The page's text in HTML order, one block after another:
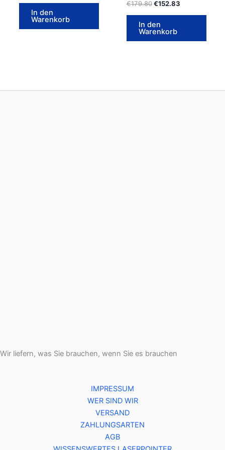
In den
Warenkorb
€179.80 €152.83
In den
Warenkorb
Wir liefern, was Sie brauchen, wenn Sie es brauchen
IMPRESSUM
WER SIND WIR
VERSAND
ZAHLUNGSARTEN
AGB